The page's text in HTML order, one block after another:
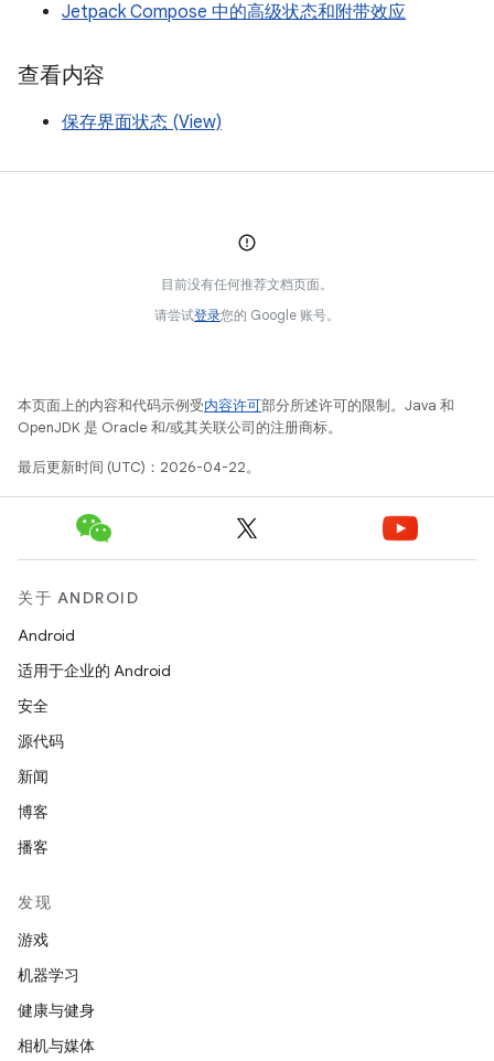
Jetpack Compose 中的高级状态和附带效应
查看内容
保存界面状态 (View)
目前没有任何推荐文档页面。
请尝试登录您的 Google 账号。
本页面上的内容和代码示例受内容许可部分所述许可的限制。Java 和
OpenJDK 是 Oracle 和/或其关联公司的注册商标。
最后更新时间 (UTC)：2026-04-22。
关于 ANDROID
Android
适用于企业的 Android
安全
源代码
新闻
博客
播客
发现
游戏
机器学习
健康与健身
相机与媒体